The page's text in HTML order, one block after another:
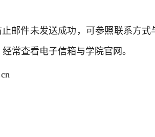
邮件未发送成功，可参照联系方式
常查看电子信箱与学院官网。